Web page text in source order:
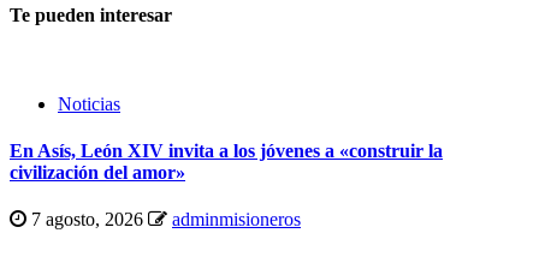
Te pueden interesar
Noticias
En Asís, León XIV invita a los jóvenes a «construir la
civilización del amor»
7 agosto, 2026 adminmisioneros